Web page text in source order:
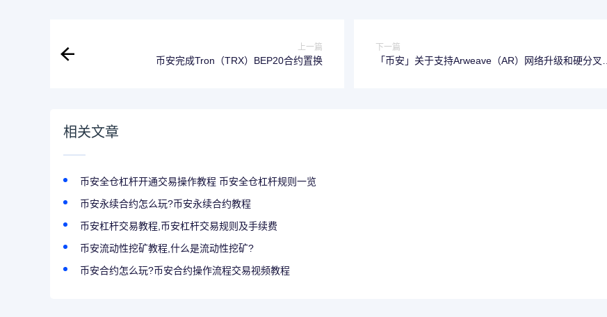
上一篇
币安完成Tron（TRX）BEP20合约置换
下一篇
「币安」关于支持Arweave（AR）网络升级和硬分叉的
相关文章
币安全仓杠杆开通交易操作教程 币安全仓杠杆规则一览
币安永续合约怎么玩?币安永续合约教程
币安杠杆交易教程,币安杠杆交易规则及手续费
币安流动性挖矿教程,什么是流动性挖矿?
币安合约怎么玩?币安合约操作流程交易视频教程